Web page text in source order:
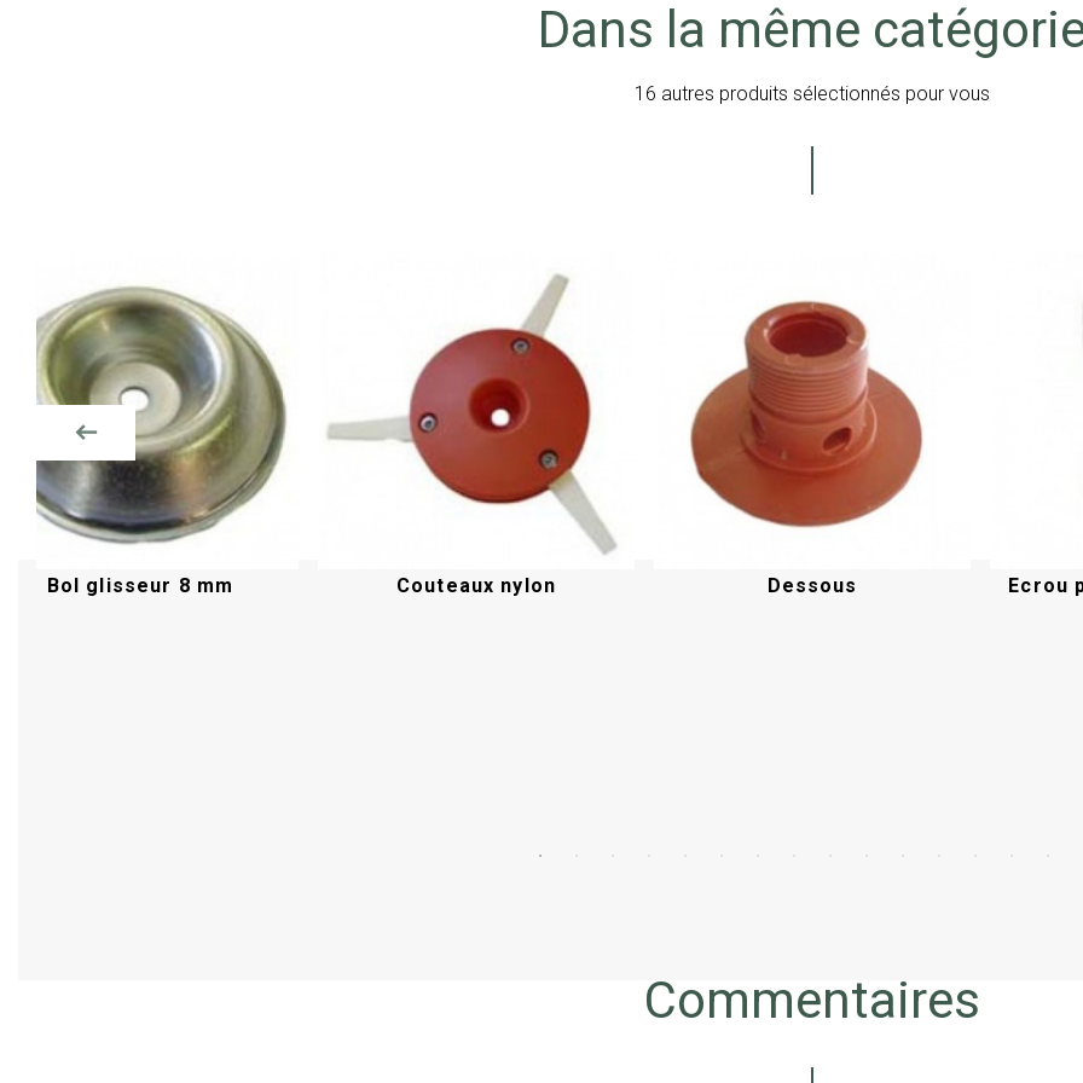
Dans la même
16 autres produits sélectionnés pour vous
Bol glisseur 8 mm Couteaux nylon Dessous Ecrou
Commentaires